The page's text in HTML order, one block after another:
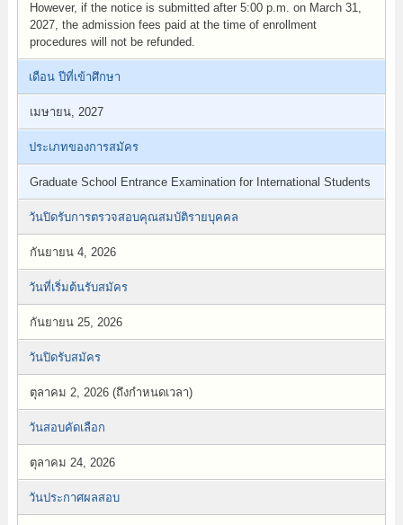
However, if the notice is submitted after 5:00 p.m. on March 31,
2027, the admission fees paid at the time of enrollment
procedures will not be refunded.
เดือน ปีที่เข้าศึกษา
เมษายน, 2027
ประเภทของการสมัคร
Graduate School Entrance Examination for International Students
วันปิดรับการตรวจสอบคุณสมบัติรายบุคคล
กันยายน 4, 2026
วันที่เริ่มต้นรับสมัคร
กันยายน 25, 2026
วันปิดรับสมัคร
ตุลาคม 2, 2026 (ถึงกำหนดเวลา)
วันสอบคัดเลือก
ตุลาคม 24, 2026
วันประกาศผลสอบ